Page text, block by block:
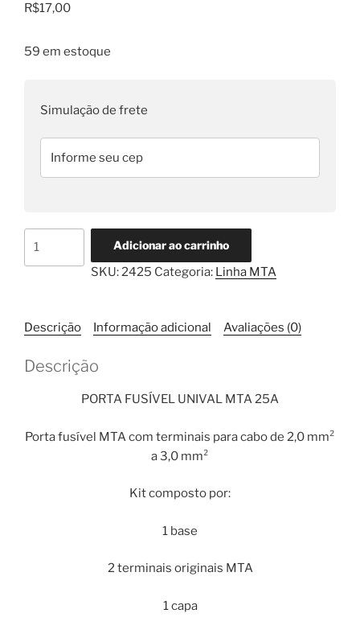
R$17,00
59 em estoque
Simulação de frete
quantidade
Adicionar ao carrinho
SKU:2425 Categoria: Linha MTA
Descrição Informação adicional Avaliações (0)
Descrição
PORTA FUSÍVEL UNIVAL MTA 25A
Porta fusível MTA com terminais para cabo de 2,0 mm²
a 3,0 mm²
Kit composto por:
1 base
2 terminais originais MTA
1 capa